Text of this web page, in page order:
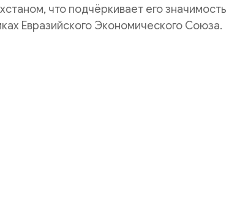
что подчёркивает его значимость
Евразийского Экономического Союза.